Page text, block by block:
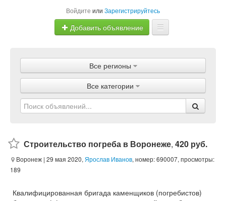
Войдите или Зарегистрируйтесь
Добавить объявление
Объявления
Магазины
Услуги
Все регионы
Все категории
Строительство погреба в Воронеже, 420 руб.
Воронеж | 29 мая 2020, Ярослав Иванов, номер: 690007, просмотры:
189
Квалифицированная бригада каменщиков (погребистов)